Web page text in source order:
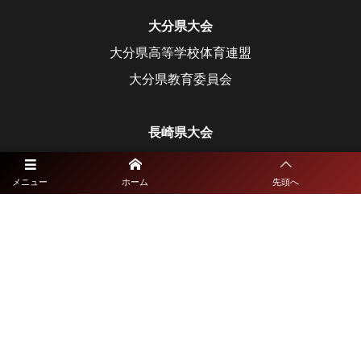
メニュー ホーム 先頭へ
大分県大会
大分県高等学校体育連盟
大分県教育委員会
長崎県大会
長崎県高等学校体育連盟
長崎県教育委員会